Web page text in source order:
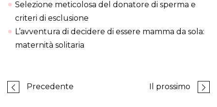
Selezione meticolosa del donatore di sperma e
criteri di esclusione
L’avventura di decidere di essere mamma da sola:
maternità solitaria
Precedente Il prossimo